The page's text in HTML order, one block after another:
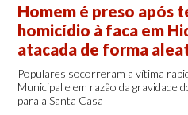
Homem é preso após
homicídio à faca em
atacada de forma
Populares socorreram a vítima
Municipal e em razão da gravidade
para a Santa Casa